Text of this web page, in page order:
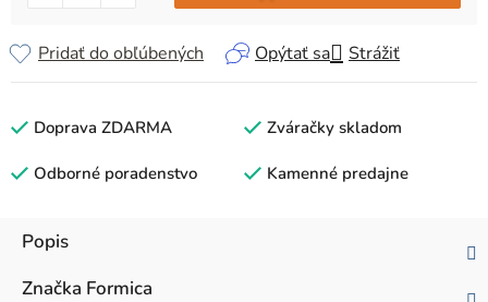
Opýtať sa Strážiť
Pridať do obľúbených
Doprava ZDARMA Zváračky skladom
Odborné poradenstvo Kamenné predajne
Popis
Značka Formica